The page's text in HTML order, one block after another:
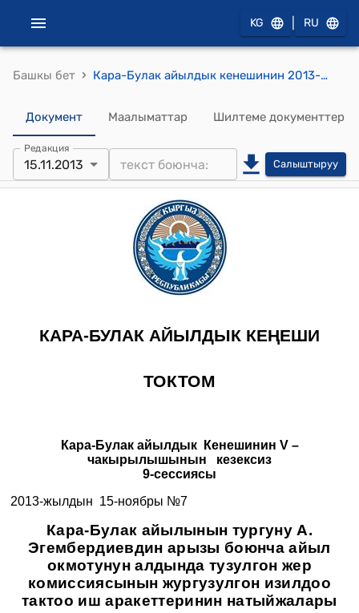
KG RU
Башкы бет › Кара-Булак айылдык кенешинин 2013-жылдын 15-ноябрындагы №7 "Кара-Булак айылынын тургуну А. Эгембердиевдин арызы боюнча айыл окмотунун алдында тузулгон жер комиссиясынын жургузулгон изилдоо тактоо иш аракеттеринин натыйжалары жонундо" токтому
Документ Маалыматтар Шилтеме документтер
Редакция
15.11.2013 Салыштыруу